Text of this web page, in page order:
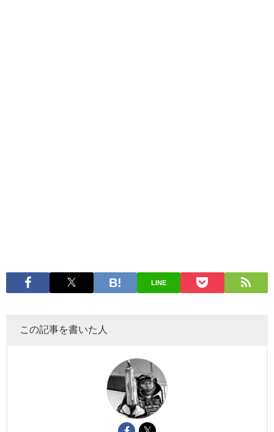
LINE
この記事を書いた人